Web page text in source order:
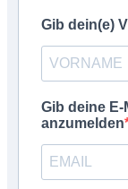
Gib dein(e)
Gib deine
anzumelden